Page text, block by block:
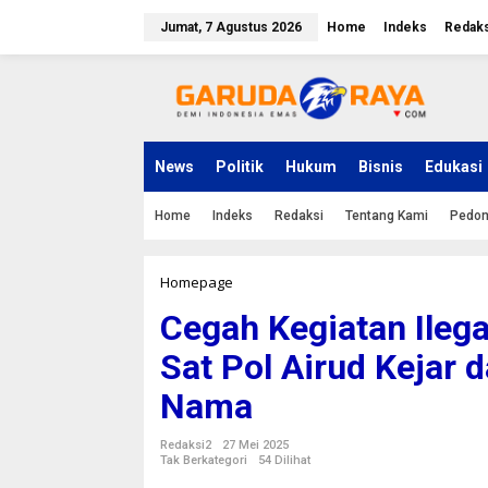
Jumat, 7 Agustus 2026 Home Indeks
News Politik Hukum Bisnis Edukasi
Home Indeks Redaksi Tentang Kami
Homepage
g
a
h
e
g
i
a
Cegah Kegiatan
Sat Pol Airud Kejar
Nama
Redaksi2
27 Mei 2025
Tak Berkategori
54 Dilihat